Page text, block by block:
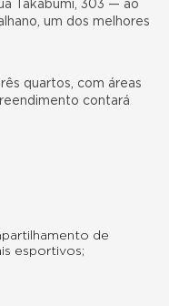
Takabumi, 303 — ao
um dos melhores
quartos, com áreas
contará
de
esportivos;